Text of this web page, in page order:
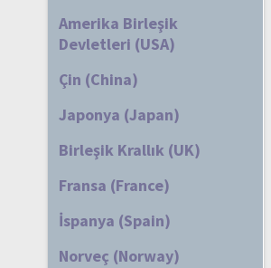
Amerika Birleşik
Devletleri (USA)
Çin (China)
Japonya (Japan)
Birleşik Krallık (UK)
Fransa (France)
İspanya (Spain)
Norveç (Norway)